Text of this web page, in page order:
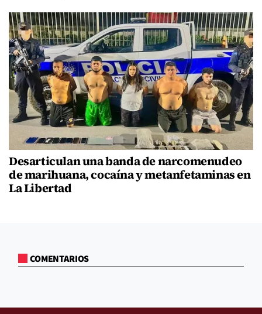
Desarticulan una banda de narcomenudeo
de marihuana, cocaína y metanfetaminas en
La Libertad
COMENTARIOS